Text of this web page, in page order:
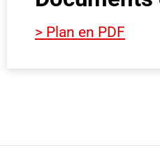
> Plan en PDF